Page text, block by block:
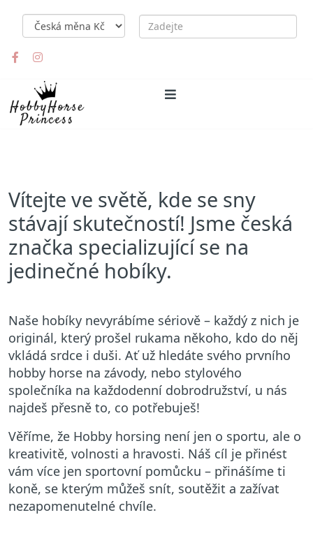
Vítejte ve světě, kde se sny
stávají skutečností! Jsme česká
značka specializující se na
jedinečné hobíky.
Naše hobíky nevyrábíme sériově – každý z nich je
originál, který prošel rukama někoho, kdo do něj
vkládá srdce i duši. Ať už hledáte svého prvního
hobby horse na závody, nebo stylového
společníka na každodenní dobrodružství, u nás
najdeš přesně to, co potřebuješ!
Věříme, že Hobby horsing není jen o sportu, ale o
kreativitě, volnosti a hravosti. Náš cíl je přinést
vám více jen sportovní pomůcku – přinášíme ti
koně, se kterým můžeš snít, soutěžit a zažívat
nezapomenutelné chvíle.